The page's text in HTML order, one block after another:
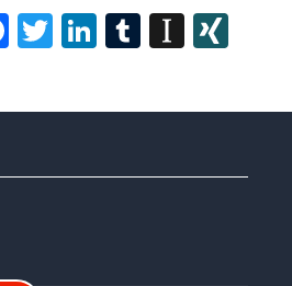
Facebook
TwitterLinkedIn
Tumblr